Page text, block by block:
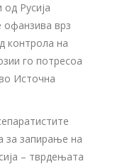
Русија
офанзива врз
контрола на
го потресоа
Источна
запирање на
– тврдењата